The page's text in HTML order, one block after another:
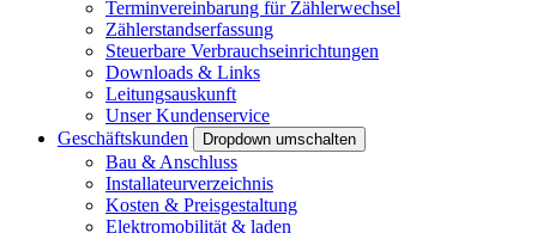
Terminvereinbarung für Zählerwechsel
Zählerstandserfassung
Steuerbare Verbrauchseinrichtungen
Downloads & Links
Leitungsauskunft
Unser Kundenservice
Geschäftskunden
Dropdown umschalten
Bau & Anschluss
Installateurverzeichnis
Kosten & Preisgestaltung
Elektromobilität & laden